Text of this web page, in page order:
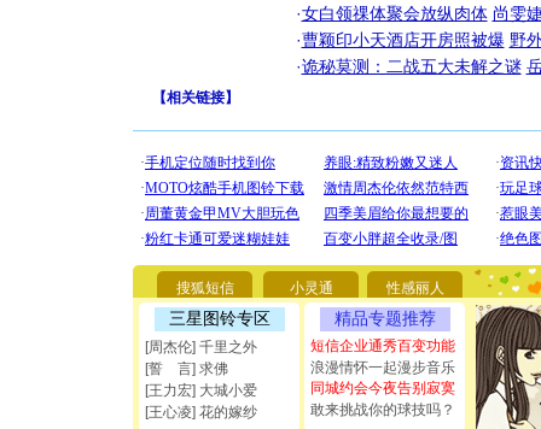
·女白领祼体聚会放纵肉体 尚雯
·曹颖印小天酒店开房照被爆 野
·诡秘莫测：二战五大未解之谜
【相关链接】
搜狐短信 小灵通 性感丽人
三星图铃专区
[周杰伦] 千里之外
[誓 言] 求佛
[王力宏] 大城小爱
[王心凌] 花的嫁纱
精品专题推荐
短信企业通秀百变功能
浪漫情怀一起漫步音乐
同城约会今夜告别寂寞
敢来挑战你的球技吗？
[圣诞节]
要平安！
[圣诞节]
能正大光
都要快乐
[圣诞节]
如意,快
[元旦]看
断电。爱